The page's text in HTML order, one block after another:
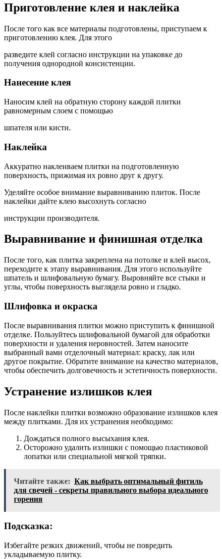
Приготовление клея и наклейка
После того как все материалы подготовлены, приступаем к
приготовлению клея. Для этого
разведите клей согласно инструкции на упаковке до
получения однородной консистенции.
Нанесение клея
Наносим клей на обратную сторону каждой плитки
равномерным слоем с помощью
шпателя или кисти.
Наклейка
Аккуратно наклеиваем плитки на подготовленную
поверхность, прижимая их ровно друг к другу.
Уделяйте особое внимание выравниванию плиток. После
наклейки дайте клею высохнуть согласно
инструкции производителя.
Выравнивание и финишная отделка
После того, как плитка закреплена на потолке и клей высох,
переходите к этапу выравнивания. Для этого используйте
шпатель и шлифовальную бумагу. Выровняйте все стыки и
углы, чтобы поверхность выглядела ровно и гладко.
Шлифовка и окраска
После выравнивания плитки можно приступить к финишной
отделке. Пользуйтесь шлифовальной бумагой для обработки
поверхности и удаления неровностей. Затем наносите
выбранный вами отделочный материал: краску, лак или
другое покрытие. Обратите внимание на качество материалов,
чтобы обеспечить долговечность и эстетичность поверхности.
Устранение излишков клея
После наклейки плитки возможно образование излишков клея
между плитками. Для их устранения необходимо:
Дождаться полного высыхания клея.
Осторожно удалить излишки с помощью пластиковой
лопатки или специальной мягкой тряпки.
Читайте также: Как выбрать оптимальный фитиль
для свечей - секреты правильного выбора идеального
горения
Подсказка:
Избегайте резких движений, чтобы не повредить
укладываемую плитку.